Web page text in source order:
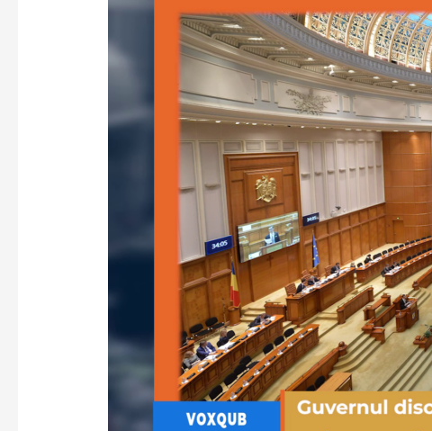
restructurarea
instituțiilor
cheltuielilor